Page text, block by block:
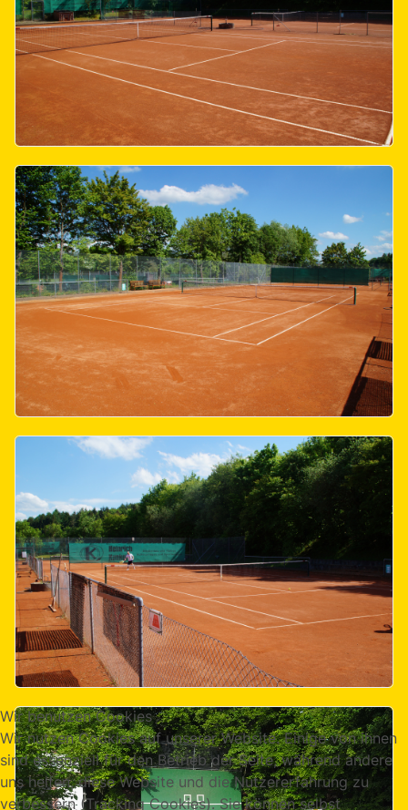
Wir benutzen Cookies
Wir nutzen Cookies auf unserer Website. Einige von ihnen
sind essenziell für den Betrieb der Seite, während andere
uns helfen, diese Website und die Nutzererfahrung zu
verbessern (Tracking Cookies). Sie können selbst